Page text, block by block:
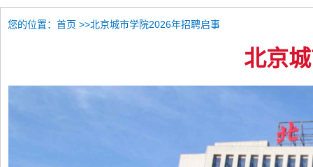
您的位置： 首页 >>北京城市学院2026年招聘启事
北京